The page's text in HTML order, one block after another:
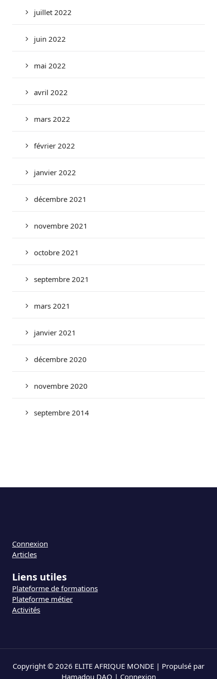
juillet 2022
juin 2022
mai 2022
avril 2022
mars 2022
février 2022
janvier 2022
décembre 2021
novembre 2021
octobre 2021
septembre 2021
mars 2021
janvier 2021
décembre 2020
novembre 2020
septembre 2014
Connexion
Articles
Liens utiles
Plateforme de formations
Plateforme métier
Activités
Copyright © 2026 ELITE AFRIQUE MONDE | Propulsé par
Hamadou DAO | Connexion